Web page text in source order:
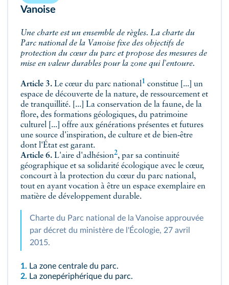
Vanoise
Une charte est un ensemble de règles. La charte du
Parc national de la Vanoise fixe des objectifs de
protection du cœur du parc et propose des mesures de
mise en valeur durables pour la zone qui l'entoure.
Article 3. Le cœur du parc national1 constitue [...] un
espace de découverte de la nature, de ressourcement et
de tranquillité. [...] La conservation de la faune, de la
flore, des formations géologiques, du patrimoine
culturel [...] offre aux générations présentes et futures
une source d'inspiration, de culture et de bien‑être
dont l'État est garant.
Article 6. L'aire d'adhésion2, par sa continuité
géographique et sa solidarité écologique avec le cœur,
concourt à la protection du cœur du parc national,
tout en ayant vocation à être un espace exemplaire en
matière de développement durable.
Charte du Parc national de la Vanoise approuvée
par décret du ministère de l'Écologie, 27 avril
2015.
1. La zone centrale du parc.
2. La zonepériphérique du parc.